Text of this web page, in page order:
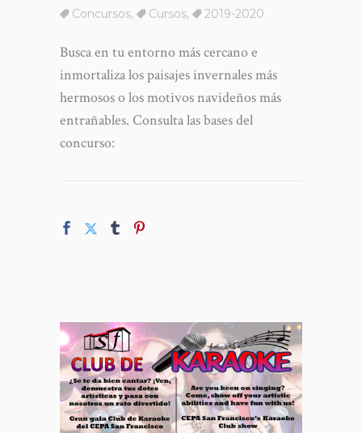
Concursos, Cursos, 2019-2020
Busca en tu entorno más cercano e
inmortaliza los paisajes invernales más
hermosos o los motivos navideños más
entrañables. Consulta las bases del
concurso: